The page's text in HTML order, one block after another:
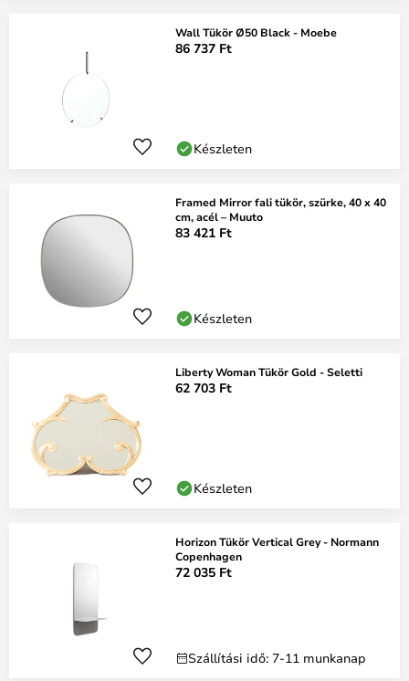
Wall Tükör Ø50 Black - Moebe
86 737 Ft
Készleten
Framed Mirror fali tükör, szürke, 40 x 40
cm, acél – Muuto
83 421 Ft
Készleten
Liberty Woman Tükör Gold - Seletti
62 703 Ft
Készleten
Horizon Tükör Vertical Grey - Normann
Copenhagen
72 035 Ft
Szállítási idő: 7-11 munkanap